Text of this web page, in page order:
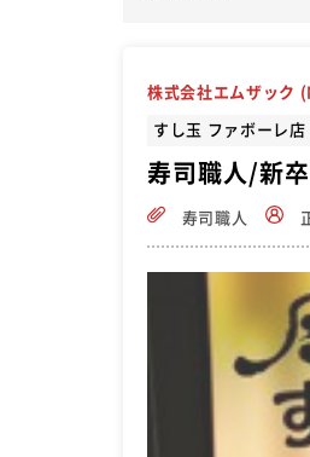
株式会社エムザック
すし玉 ファボーレ店
寿司職人/新
寿司職人